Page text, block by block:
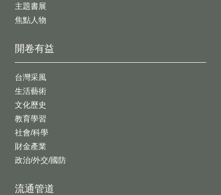
開卷有益
台灣采風
生活藝術
文化歷史
教育學習
社會/科學
財金產業
政治/外交/國防
主題書展
焦點人物
流通管道